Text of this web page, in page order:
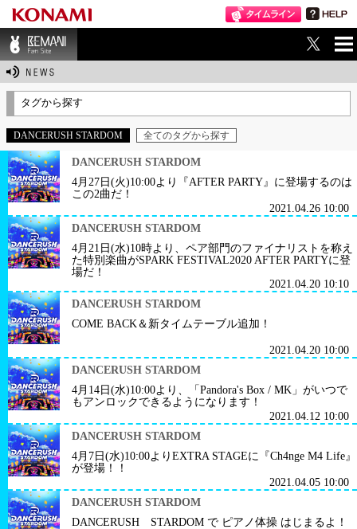
BEMANI Fan Sit
タグから探す
DANCERUSH STARDOM 全てのタグから探す
DANCERUSH STARDOM
4月27日(火)10:00より『AFTER PARTY』に登場するのは
この2曲だ！
2021.04.26 10:00
DANCERUSH STARDOM
4月21日(水)10時より、ペア部門のファイナリストを称え
た特別楽曲がSPARK FESTIVAL2020 AFTER PARTYに登
場だ！
2021.04.20 10:10
DANCERUSH STARDOM
COME BACK＆新タイムテーブル追加！
2021.04.20 10:00
DANCERUSH STARDOM
4月14日(水)10:00より、「Pandora's Box / MK」がいつで
もアンロックできるようになります！
2021.04.12 10:00
DANCERUSH STARDOM
4月7日(水)10:00よりEXTRA STAGEに『Ch4nge M4 Life』
が登場！！
2021.04.05 10:00
DANCERUSH STARDOM
DANCERUSH STARDOM で ピアノ体操 はじまるよ！